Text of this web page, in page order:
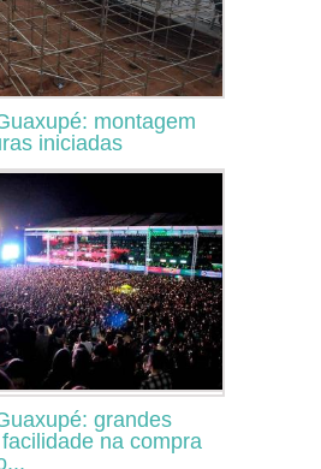
montagem
iniciadas
grandes
na compra